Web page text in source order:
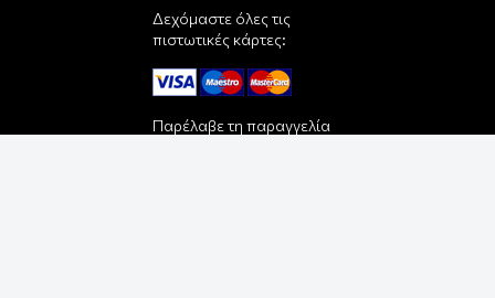
Δεχόμαστε όλες τις
πιστωτικές κάρτες:
Παρέλαβε τη παραγγελία